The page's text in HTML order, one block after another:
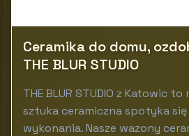
Ceramika do domu,
THE BLUR STUDIO
THE BLUR STUDIO z Katowic
sztuka ceramiczna spotyka się
wykonania. Nasze wazony